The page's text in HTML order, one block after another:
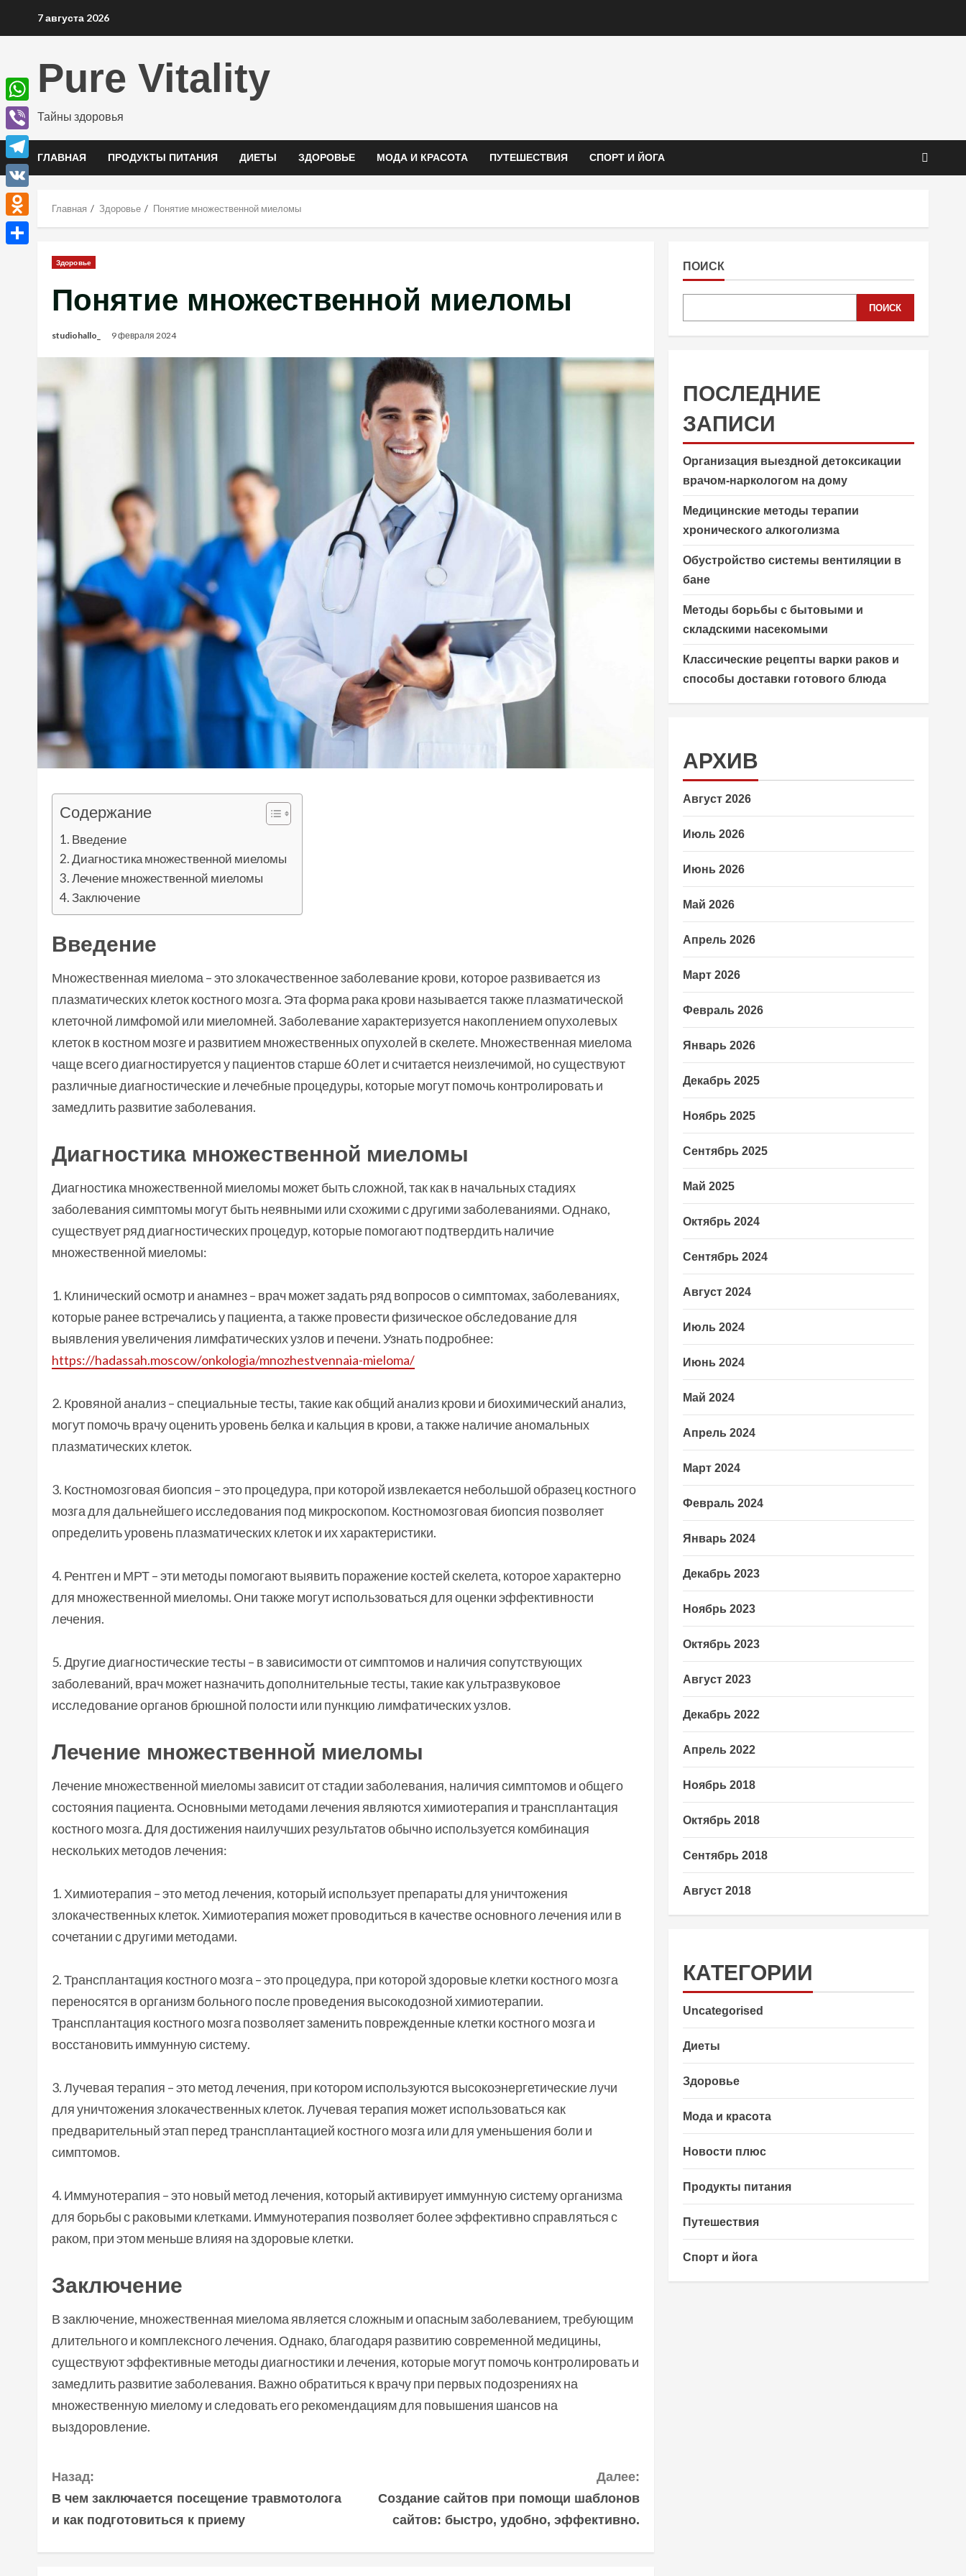
7 августа 2026
Pure Vitality
Тайны здоровья
ГЛАВНАЯ ПРОДУКТЫ ПИТАНИЯ ДИЕТЫ ЗДОРОВЬЕ МОДА И КРАСОТА ПУТЕШЕСТВИЯ СПОРТ И ЙОГА
Главная Здоровье Понятие множественной миеломы
Здоровье
Понятие множественной миеломы
studiohallo_ 9 февраля 2024
Содержание
Введение
Диагностика множественной миеломы
Лечение множественной миеломы
Заключение
Введение
Множественная миелома – это злокачественное заболевание крови, которое развивается из
плазматических клеток костного мозга. Эта форма рака крови называется также плазматической
клеточной лимфомой или миеломней. Заболевание характеризуется накоплением опухолевых
клеток в костном мозге и развитием множественных опухолей в скелете. Множественная миелома
чаще всего диагностируется у пациентов старше 60 лет и считается неизлечимой, но существуют
различные диагностические и лечебные процедуры, которые могут помочь контролировать и
замедлить развитие заболевания.
Диагностика множественной миеломы
Диагностика множественной миеломы может быть сложной, так как в начальных стадиях
заболевания симптомы могут быть неявными или схожими с другими заболеваниями. Однако,
существует ряд диагностических процедур, которые помогают подтвердить наличие
множественной миеломы:
1. Клинический осмотр и анамнез – врач может задать ряд вопросов о симптомах, заболеваниях,
которые ранее встречались у пациента, а также провести физическое обследование для
выявления увеличения лимфатических узлов и печени. Узнать подробнее:
https://hadassah.moscow/onkologia/mnozhestvennaia-mieloma/
2. Кровяной анализ – специальные тесты, такие как общий анализ крови и биохимический анализ,
могут помочь врачу оценить уровень белка и кальция в крови, а также наличие аномальных
плазматических клеток.
3. Костномозговая биопсия – это процедура, при которой извлекается небольшой образец костного
мозга для дальнейшего исследования под микроскопом. Костномозговая биопсия позволяет
определить уровень плазматических клеток и их характеристики.
4. Рентген и МРТ – эти методы помогают выявить поражение костей скелета, которое характерно
для множественной миеломы. Они также могут использоваться для оценки эффективности
лечения.
5. Другие диагностические тесты – в зависимости от симптомов и наличия сопутствующих
заболеваний, врач может назначить дополнительные тесты, такие как ультразвуковое
исследование органов брюшной полости или пункцию лимфатических узлов.
Лечение множественной миеломы
Лечение множественной миеломы зависит от стадии заболевания, наличия симптомов и общего
состояния пациента. Основными методами лечения являются химиотерапия и трансплантация
костного мозга. Для достижения наилучших результатов обычно используется комбинация
нескольких методов лечения:
1. Химиотерапия – это метод лечения, который использует препараты для уничтожения
злокачественных клеток. Химиотерапия может проводиться в качестве основного лечения или в
сочетании с другими методами.
2. Трансплантация костного мозга – это процедура, при которой здоровые клетки костного мозга
переносятся в организм больного после проведения высокодозной химиотерапии.
Трансплантация костного мозга позволяет заменить поврежденные клетки костного мозга и
восстановить иммунную систему.
3. Лучевая терапия – это метод лечения, при котором используются высокоэнергетические лучи
для уничтожения злокачественных клеток. Лучевая терапия может использоваться как
предварительный этап перед трансплантацией костного мозга или для уменьшения боли и
симптомов.
4. Иммунотерапия – это новый метод лечения, который активирует иммунную систему организма
для борьбы с раковыми клетками. Иммунотерапия позволяет более эффективно справляться с
раком, при этом меньше влияя на здоровые клетки.
Заключение
В заключение, множественная миелома является сложным и опасным заболеванием, требующим
длительного и комплексного лечения. Однако, благодаря развитию современной медицины,
существуют эффективные методы диагностики и лечения, которые могут помочь контролировать и
замедлить развитие заболевания. Важно обратиться к врачу при первых подозрениях на
множественную миелому и следовать его рекомендациям для повышения шансов на
выздоровление.
П
р
Назад:
В чем заключается посещение травмотолога
и как подготовиться к приему
Далее:
Создание сайтов при помощи шаблонов
сайтов: быстро, удобно, эффективно.
ПОИСК
ПОИСК
ПОСЛЕДНИЕ
ЗАПИСИ
Организация выездной детоксикации
врачом-наркологом на дому
Медицинские методы терапии
хронического алкоголизма
Обустройство системы вентиляции в
бане
Методы борьбы с бытовыми и
складскими насекомыми
Классические рецепты варки раков и
способы доставки готового блюда
АРХИВ
Август 2026
Июль 2026
Июнь 2026
Май 2026
Апрель 2026
Март 2026
Февраль 2026
Январь 2026
Декабрь 2025
Ноябрь 2025
Сентябрь 2025
Май 2025
Октябрь 2024
Сентябрь 2024
Август 2024
Июль 2024
Июнь 2024
Май 2024
Апрель 2024
Март 2024
Февраль 2024
Январь 2024
Декабрь 2023
Ноябрь 2023
Октябрь 2023
Август 2023
Декабрь 2022
Апрель 2022
Ноябрь 2018
Октябрь 2018
Сентябрь 2018
Август 2018
КАТЕГОРИИ
Uncategorised
Диеты
Здоровье
Мода и красота
Новости плюс
Продукты питания
Путешествия
Спорт и йога
WhatsApp
Viber
Telegram
VK
Odnoklassniki
Отправить